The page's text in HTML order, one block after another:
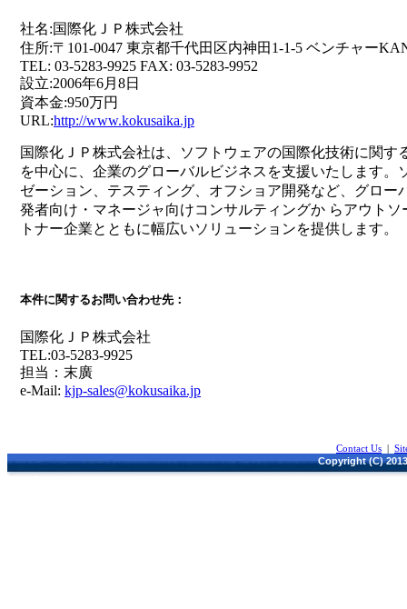
社名:国際化ＪＰ株式会社
住所:〒101-0047 東京都千代田区内神田1-1-5 ベンチャー
TEL: 03-5283-9925 FAX: 03-5283-9952
設立:2006年6月8日
資本金:950万円
URL:http://www.kokusaika.jp
国際化ＪＰ株式会社は、ソフトウェアの国際化技術に関す
を中心に、企業のグローバルビジネスを支援いたします。
ゼーション、テスティング、オフショア開発など、グロー
発者向け・マネージャ向けコンサルティングか らアウト
トナー企業とともに幅広いソリューションを提供します。
本件に関するお問い合わせ先：
国際化ＪＰ株式会社
TEL:03-5283-9925
担当：末廣
e-Mail: kjp-sales@kokusaika.jp
Contact Us |
Copyright (C)